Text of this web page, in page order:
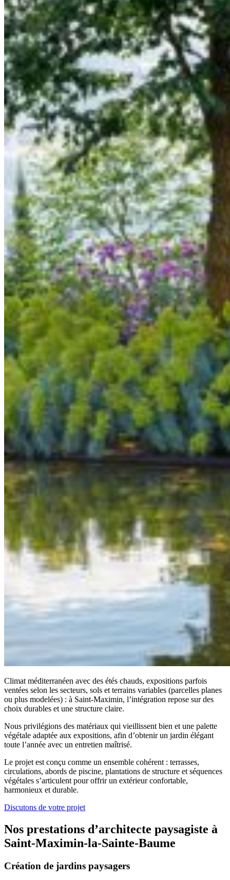
Climat méditerranéen avec des étés chauds, expositions parfois
ventées selon les secteurs, sols et terrains variables (parcelles planes
ou plus modelées) : à Saint-Maximin, l’intégration repose sur des
choix durables et une structure claire.
Nous privilégions des matériaux qui vieillissent bien et une palette
végétale adaptée aux expositions, afin d’obtenir un jardin élégant
toute l’année avec un entretien maîtrisé.
Le projet est conçu comme un ensemble cohérent : terrasses,
circulations, abords de piscine, plantations de structure et séquences
végétales s’articulent pour offrir un extérieur confortable,
harmonieux et durable.
Discutons de votre projet
Nos prestations d’architecte paysagiste à
Saint-Maximin-la-Sainte-Baume
Création de jardins paysagers